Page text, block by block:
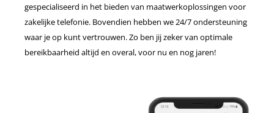
gespecialiseerd in het bieden van maatwerkoplossingen voor
zakelijke telefonie. Bovendien hebben we 24/7 ondersteuning
waar je op kunt vertrouwen. Zo ben jij zeker van optimale
bereikbaarheid altijd en overal, voor nu en nog jaren!